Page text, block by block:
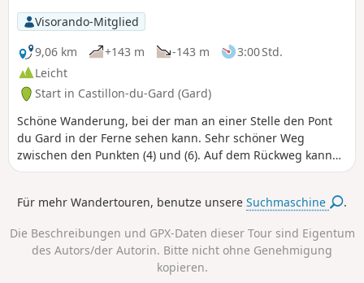
Visorando-Mitglied
9,06 km
+143 m -143 m
3:00 Std.
Leicht
Start in Castillon-du-Gard (Gard)
Schöne Wanderung, bei der man an einer Stelle den Pont
du Gard in der Ferne sehen kann. Sehr schöner Weg
zwischen den Punkten (4) und (6). Auf dem Rückweg kann
man das Dorf Castillon besuchen. Keine besonderen
Für mehr Wandertouren, benutze unsereSuchmaschine .
Die Beschreibungen und GPX-Daten dieser Tour sind Eigentum
des Autors/der Autorin. Bitte nicht ohne Genehmigung
kopieren.